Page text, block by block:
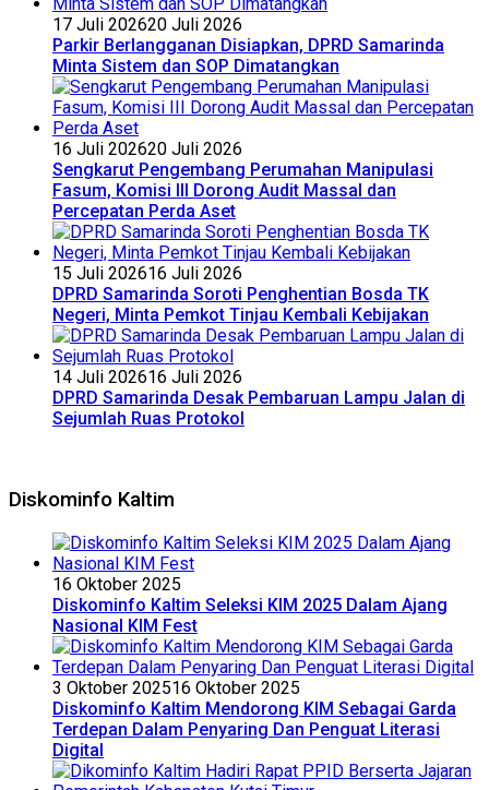
17 Juli 202620 Juli 2026
Parkir Berlangganan Disiapkan, DPRD Samarinda
Minta Sistem dan SOP Dimatangkan
16 Juli 202620 Juli 2026
Sengkarut Pengembang Perumahan Manipulasi
Fasum, Komisi III Dorong Audit Massal dan
Percepatan Perda Aset
15 Juli 202616 Juli 2026
DPRD Samarinda Soroti Penghentian Bosda TK
Negeri, Minta Pemkot Tinjau Kembali Kebijakan
14 Juli 202616 Juli 2026
DPRD Samarinda Desak Pembaruan Lampu Jalan di
Sejumlah Ruas Protokol
Diskominfo Kaltim
16 Oktober 2025
Diskominfo Kaltim Seleksi KIM 2025 Dalam Ajang
Nasional KIM Fest
3 Oktober 202516 Oktober 2025
Diskominfo Kaltim Mendorong KIM Sebagai Garda
Terdepan Dalam Penyaring Dan Penguat Literasi
Digital